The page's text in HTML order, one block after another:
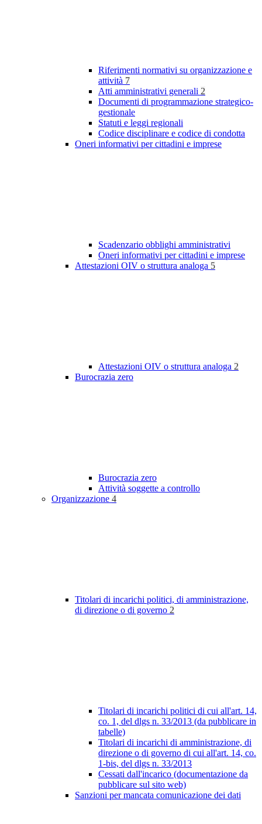
Riferimenti normativi su organizzazione e
attività 7
Atti amministrativi generali 2
Documenti di programmazione strategico-
gestionale
Statuti e leggi regionali
Codice disciplinare e codice di condotta
Oneri informativi per cittadini e imprese
Scadenzario obblighi amministrativi
Oneri informativi per cittadini e imprese
Attestazioni OIV o struttura analoga 5
Attestazioni OIV o struttura analoga 2
Burocrazia zero
Burocrazia zero
Attività soggette a controllo
Organizzazione 4
Titolari di incarichi politici, di amministrazione,
di direzione o di governo 2
Titolari di incarichi politici di cui all'art. 14,
co. 1, del dlgs n. 33/2013 (da pubblicare in
tabelle)
Titolari di incarichi di amministrazione, di
direzione o di governo di cui all'art. 14, co.
1-bis, del dlgs n. 33/2013
Cessati dall'incarico (documentazione da
pubblicare sul sito web)
Sanzioni per mancata comunicazione dei dati